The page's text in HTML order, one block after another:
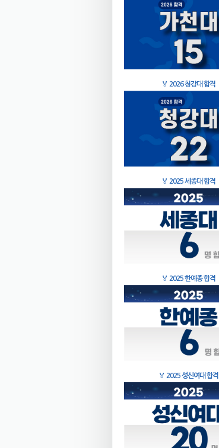
🏅 2026 청강대 합격
🏅 2025 세종대 합격
🏅 2025 한예종 합격
🏅 2025 성신여대 합격